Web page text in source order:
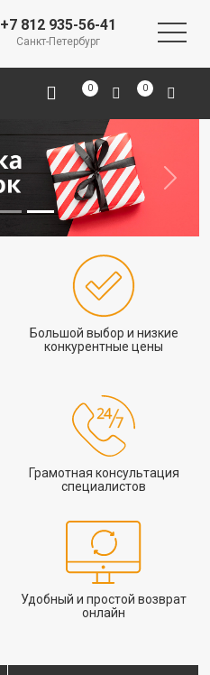
+7 812 935-56-41
Санкт-Петербург
0 0
Next
Большой выбор и низкие
конкурентные цены
Грамотная консультация
специалистов
Удобный и простой возврат
онлайн